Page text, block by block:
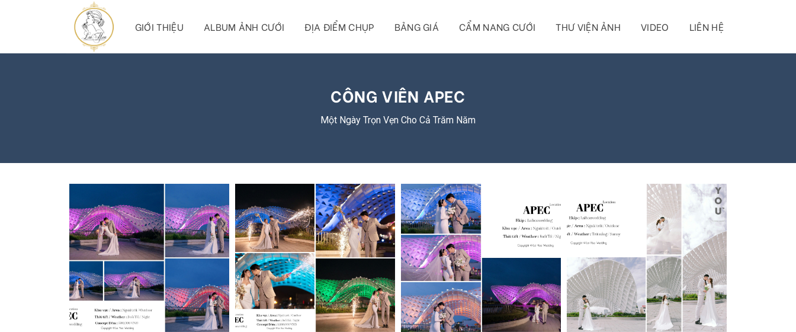
GIỚI THIỆU ALBUM ẢNH CƯỚI ĐỊA ĐIỂM CHỤP BẢNG GIÁ CẨM NANG CƯỚI THƯ VIỆN ẢNH VIDEO LIÊN HỆ
CÔNG VIÊN APEC
Một Ngày Trọn Vẹn Cho Cả Trăm Năm